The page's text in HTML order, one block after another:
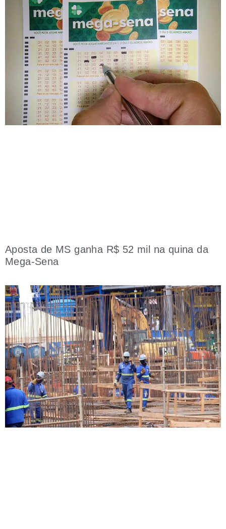
Aposta de MS ganha R$ 52 mil na quina da
Mega-Sena